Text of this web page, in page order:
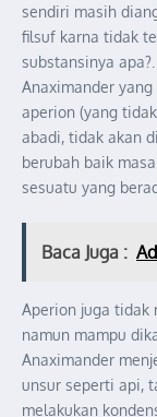
sendiri masih
filsuf karna tidak
substansinya
Anaximander
aperion (yang
abadi, tidak akan
berubah baik
sesuatu yang
Baca Juga :
Aperion juga tidak
namun mampu
Anaximander
unsur seperti api,
melakukan